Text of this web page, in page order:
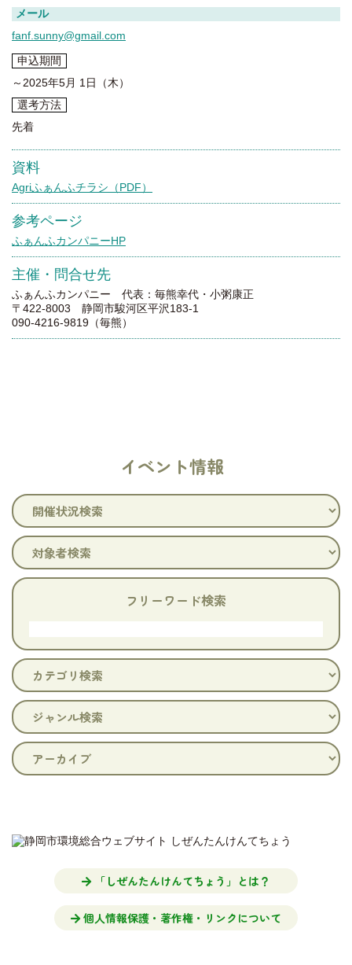
メール
fanf.sunny@gmail.com
申込期間
～2025年5月 1日（木）
選考方法
先着
資料
Agriふぁんふチラシ（PDF）
参考ページ
ふぁんふカンパニーHP
主催・問合せ先
ふぁんふカンパニー 代表：毎熊幸代・小粥康正
〒422-8003 静岡市駿河区平沢183-1
090-4216-9819（毎熊）
イベント情報
フリーワード検索
「しぜんたんけんてちょう」とは？
個人情報保護・著作権・リンクについて